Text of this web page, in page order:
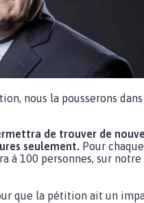
nous la pousserons dans
de trouver de
seulement. Pour
à 100 personnes, sur notre
que la pétition ait un